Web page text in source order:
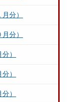
分）
分）
）
）
）